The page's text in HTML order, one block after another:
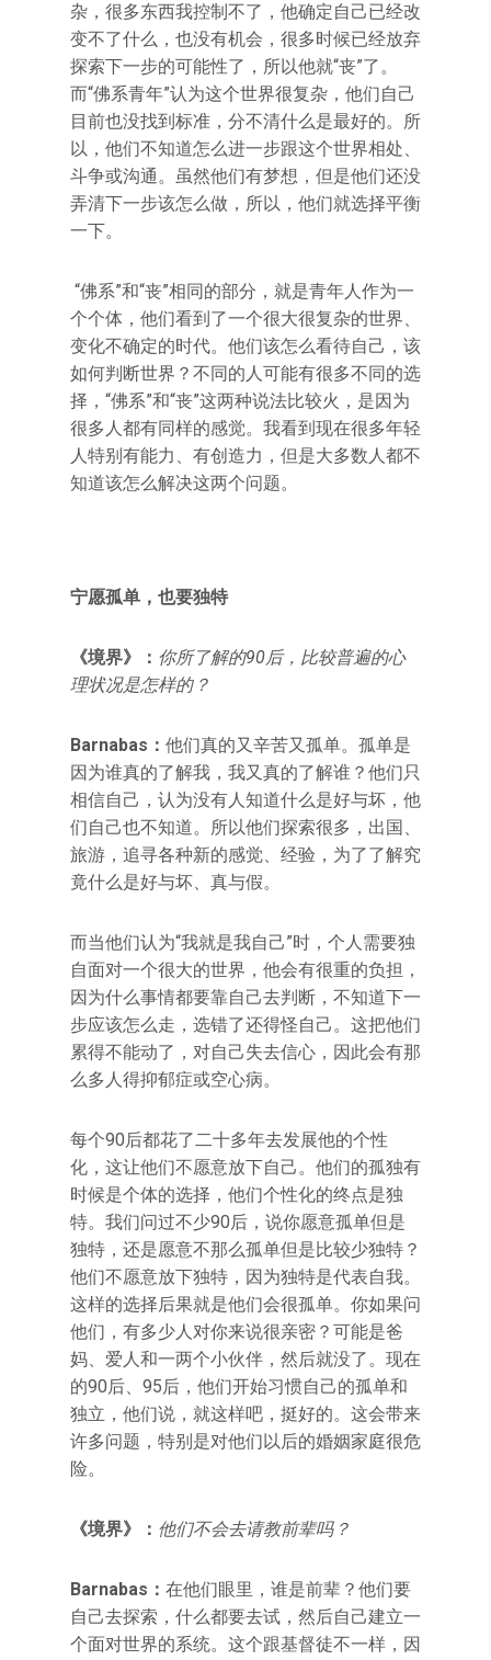
杂，很多东西我控制不了，他确定自己已经改
变不了什么，也没有机会，很多时候已经放弃
探索下一步的可能性了，所以他就“丧”了。
而“佛系青年”认为这个世界很复杂，他们自己
目前也没找到标准，分不清什么是最好的。所
以，他们不知道怎么进一步跟这个世界相处、
斗争或沟通。虽然他们有梦想，但是他们还没
弄清下一步该怎么做，所以，他们就选择平衡
一下。
“佛系”和“丧”相同的部分，就是青年人作为一
个个体，他们看到了一个很大很复杂的世界、
变化不确定的时代。他们该怎么看待自己，该
如何判断世界？不同的人可能有很多不同的选
择，“佛系”和“丧”这两种说法比较火，是因为
很多人都有同样的感觉。我看到现在很多年轻
人特别有能力、有创造力，但是大多数人都不
知道该怎么解决这两个问题。
宁愿孤单，也要独特
《境界》： 你所了解的90后，比较普遍的心
理状况是怎样的？
Barnabas ： 他们真的又辛苦又孤单。孤单是
因为谁真的了解我，我又真的了解谁？他们只
相信自己，认为没有人知道什么是好与坏，他
们自己也不知道。所以他们探索很多，出国、
旅游，追寻各种新的感觉、经验，为了了解究
竟什么是好与坏、真与假。
而当他们认为“我就是我自己”时，个人需要独
自面对一个很大的世界，他会有很重的负担，
因为什么事情都要靠自己去判断，不知道下一
步应该怎么走，选错了还得怪自己。这把他们
累得不能动了，对自己失去信心，因此会有那
么多人得抑郁症或空心病。
每个90后都花了二十多年去发展他的个性
化，这让他们不愿意放下自己。他们的孤独有
时候是个体的选择，他们个性化的终点是独
特。我们问过不少90后，说你愿意孤单但是
独特，还是愿意不那么孤单但是比较少独特？
他们不愿意放下独特，因为独特是代表自我。
这样的选择后果就是他们会很孤单。你如果问
他们，有多少人对你来说很亲密？可能是爸
妈、爱人和一两个小伙伴，然后就没了。现在
的90后、95后，他们开始习惯自己的孤单和
独立，他们说，就这样吧，挺好的。这会带来
许多问题，特别是对他们以后的婚姻家庭很危
险。
《境界》： 他们不会去请教前辈吗？
Barnabas ： 在他们眼里，谁是前辈？他们要
自己去探索，什么都要去试，然后自己建立一
个面对世界的系统。这个跟基督徒不一样，因